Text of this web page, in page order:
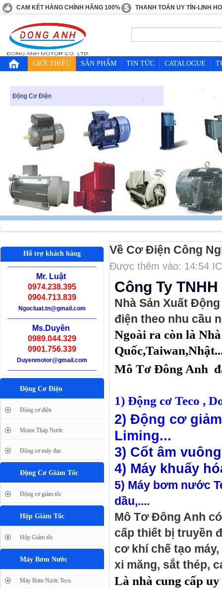
CAM KẾT HÀNG CHÍNH HÃNG 100% THANH TOÁN UY TÍN-LINH
GIỚI THIỆU SẢN PHẨM TIN TỨC CATALOGUE
Động Cơ Điện
Hỗ trợ khách hàng
---------------------------------------------
Mr. Luật
0974.238.395
0904.713.839
Ngocluat.tn@gmail.com
---------------------------------------------
Ms.Duyên
0989.044.329
0901.756.339
Duyenmotor@gmail.com
---------------------------------------------
Động Cơ Điện
Động cơ điện
Motor Tháp Nước
Động cơ máy đục
Động Cơ Giảm Tốc
Động cơ giảm tốc
Hộp Giảm Tốc
Hộp Giảm tốc
Máy Bơm Nước
Máy Bơm Nước Teco
Về Cơ Điện Công
Được thêm vào: 14:54
Công Ty
Nhà Sản Xuất
điện theo nhu cầu
Ngoài ra còn là
Mô Tơ Đông Anh
1) Động cơ Teco ,
2) Động cơ
Liming...
3) Cốt âm
4) Máy khuấy
5) Máy bơm nước
dầu,....
Mô Tơ Đông Anh
cấp thiết bị truyền
cơ khí chế tạo
xi măng, sắt thép,
Là nhà cung cấp